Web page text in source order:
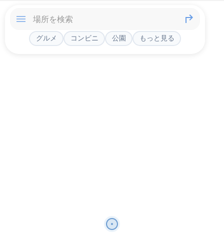
グルメ コンビニ 公園 もっと見る